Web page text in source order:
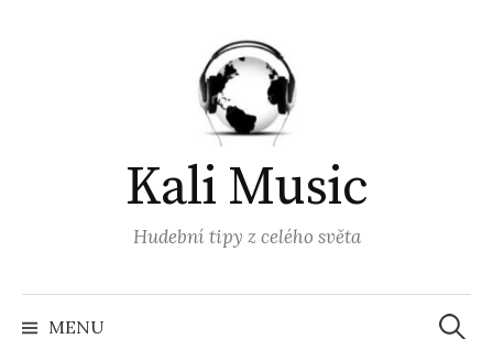
Kali Music
Hudební tipy z celého světa
MENU